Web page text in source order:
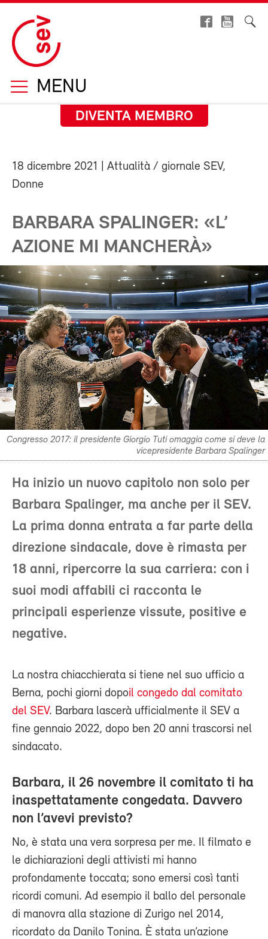
MENU
DIVENTA MEMBRO
18 dicembre 2021
| Attualità / giornale SEV,
Donne
BARBARA SPALINGER: «L’
AZIONE MI MANCHERÀ»
Congresso 2017: il presidente Giorgio Tuti omaggia come si deve la
vicepresidente Barbara Spalinger
Ha inizio un nuovo capitolo non solo per
Barbara Spalinger, ma anche per il SEV.
La prima donna entrata a far parte della
direzione sindacale, dove è rimasta per
18 anni, ripercorre la sua carriera: con i
suoi modi affabili ci racconta le
principali esperienze vissute, positive e
negative.
La nostra chiacchierata si tiene nel suo ufficio a
Berna, pochi giorni dopoil congedo dal comitato
del SEV. Barbara lascerà ufficialmente il SEV a
fine gennaio 2022, dopo ben 20 anni trascorsi nel
sindacato.
Barbara, il 26 novembre il comitato ti ha
inaspettatamente congedata. Davvero
non l’avevi previsto?
No, è stata una vera sorpresa per me. Il filmato e
le dichiarazioni degli attivisti mi hanno
profondamente toccata; sono emersi così tanti
ricordi comuni. Ad esempio il ballo del personale
di manovra alla stazione di Zurigo nel 2014,
ricordato da Danilo Tonina. È stata un’azione